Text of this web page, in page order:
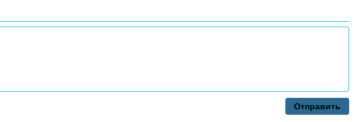
Отправить